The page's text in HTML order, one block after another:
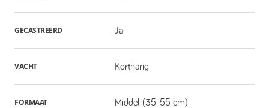
GECASTREERD Ja
VACHT Kortharig
FORMAAT Middel (35-55 cm)